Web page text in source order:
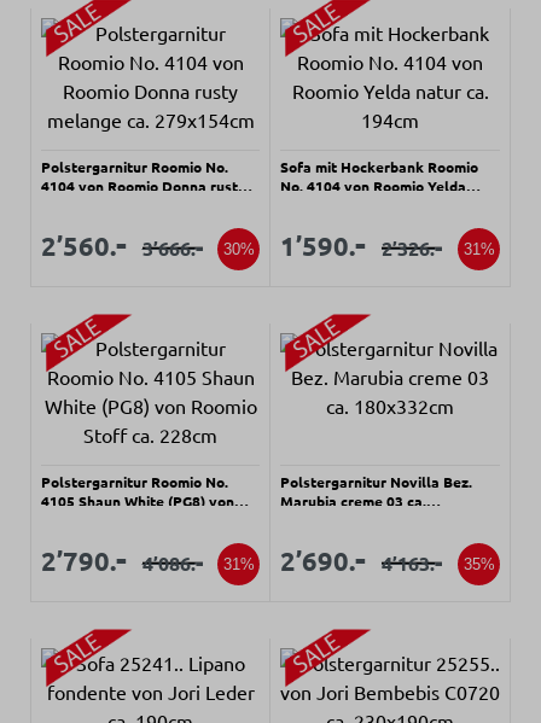
Polstergarnitur Roomio No.
4104 von Roomio Donna rusty
Verkaufspreis:
Verkaufspreis:
2’560.- Regulärer Preis:
3’666.- 30%
Sofa mit Hockerbank Roomio
No. 4104 von Roomio Yelda
Verkaufspreis:
Verkaufspreis:
1’590.- Regulärer Preis:
2’326.- 31%
Polstergarnitur Roomio No.
4105 Shaun White (PG8) von
Verkaufspreis:
Verkaufspreis:
2’790.- Regulärer Preis:
4’086.- 31%
Polstergarnitur Novilla Bez.
Marubia creme 03 ca.
Verkaufspreis:
Verkaufspreis:
2’690.- Regulärer Preis:
4’163.- 35%